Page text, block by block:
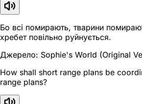
Бо всі помирають, тварини
хребет повільно руйнується.
Джерело: Sophie's World (Original
How shall short range plans be
range plans?